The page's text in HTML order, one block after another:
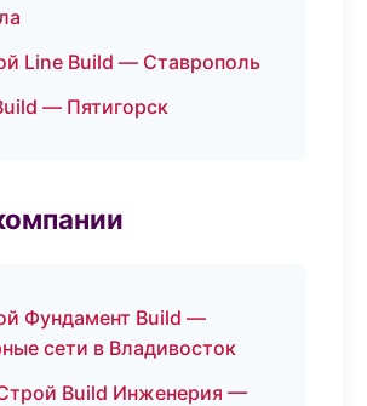
Line Build — Ставрополь
— Пятигорск
Фундамент Build —
сети в Владивосток
Build Инженерия —